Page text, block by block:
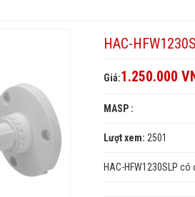
HAC-
Giá:1.250.000
MASP :
Lượt xem: 2501
HAC-HFW1230SLP